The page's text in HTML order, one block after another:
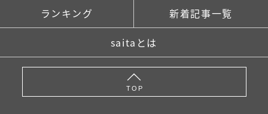
ランキング 新着記事一覧
saitaとは
TOP